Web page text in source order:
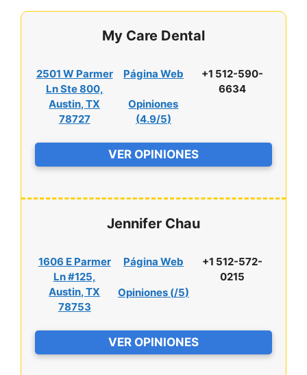
My Care Dental
2501 W Parmer
Ln Ste 800,
Austin, TX
78727
Página Web
Opiniones
(4.9/5)
+1 512-590-
6634
VER OPINIONES
Jennifer Chau
1606 E Parmer
Ln #125,
Austin, TX
78753
Página Web
Opiniones (/5)
+1 512-572-
0215
VER OPINIONES